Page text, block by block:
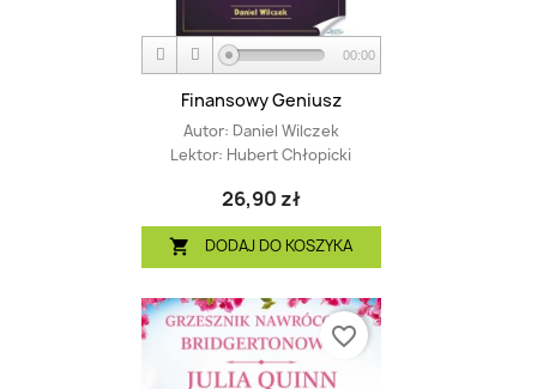
00:00
Finansowy Geniusz
Autor: Daniel Wilczek
Lektor: Hubert Chłopicki
26,90 zł
 DODAJ DO KOSZYKA
favorite_border